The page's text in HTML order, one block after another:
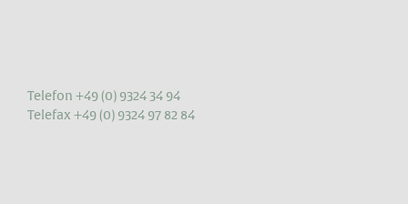
Telefon +49 (0) 9324 34 94
Telefax +49 (0) 9324 97 82 84